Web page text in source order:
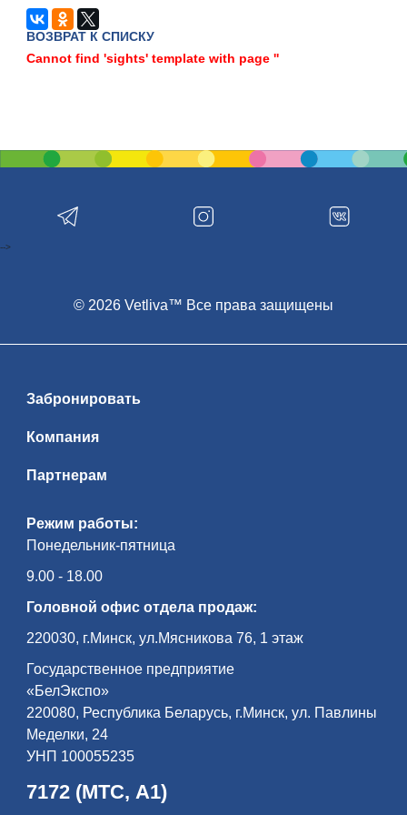
ВОЗВРАТ К СПИСКУ
Cannot find 'sights' template with page ''
Режим работы:
Понедельник-пятница
9.00 - 18.00
Головной офис отдела продаж:
220030, г.Минск, ул.Мясникова 76, 1 этаж
Государственное предприятие
«БелЭкспо»
220080, Республика Беларусь, г.Минск, ул. Павлины
Меделки, 24
УНП 100055235
7172 (МТС, А1)
Забронировать
Компания
Партнерам
© 2026 Vetliva™ Все права защищены
-->